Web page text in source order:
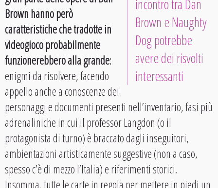
incontro tra Dan
Brown e Naughty
Dog potrebbe
avere dei risvolti
interessanti
Brown hanno però
caratteristiche che tradotte in
videogioco probabilmente
funzionerebbero alla grande:
enigmi da risolvere, facendo
appello anche a conoscenze dei
personaggi e documenti presenti nell’inventario, fasi più
adrenaliniche in cui il professor Langdon (o il
protagonista di turno) è braccato dagli inseguitori,
ambientazioni artisticamente suggestive (non a caso,
spesso c’è di mezzo l’Italia) e riferimenti storici.
Insomma, tutte le carte in regola per mettere in piedi un